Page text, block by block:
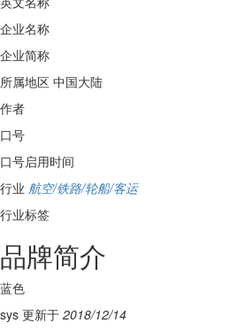
企业名称
企业简称
所属地区 中国大陆
作者
口号
口号启用时间
行业 航空/铁路/轮船/客运
行业标签
品牌简介
蓝色
sys 更新于 2018/12/14